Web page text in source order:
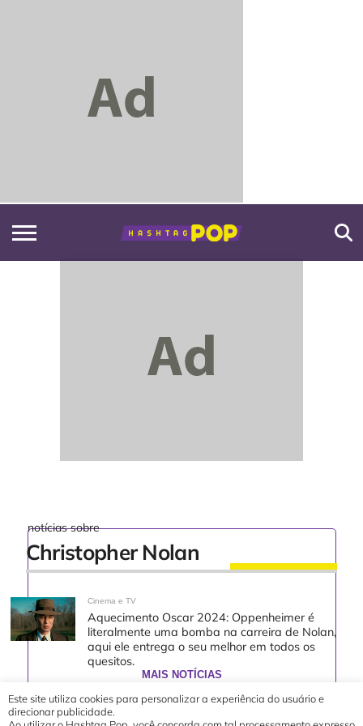
notícias sobre
Christopher Nolan
Cinema e TV
Aquecimento Oscar 2024: Oppenheimer é
literalmente uma bomba na carreira de Nolan,
aqui ele entrega o seu melhor em todos os
quesitos.
MAIS NOTÍCIAS
Este site utiliza cookies para personalizar a experiência do usuário e
direcionar publicidade.